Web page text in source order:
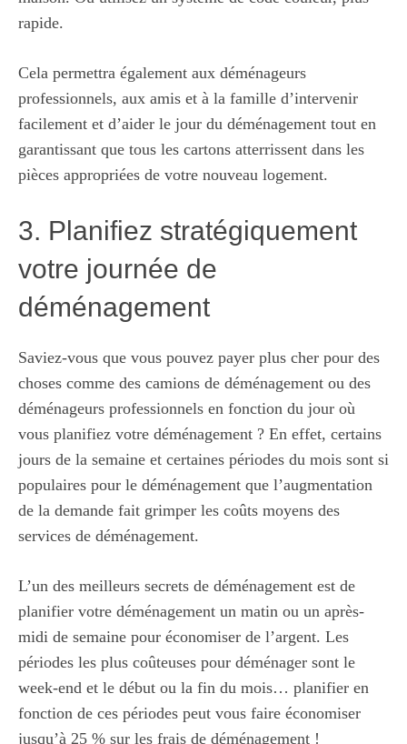
rapide.
Cela permettra également aux déménageurs
professionnels, aux amis et à la famille d’intervenir
facilement et d’aider le jour du déménagement tout en
garantissant que tous les cartons atterrissent dans les
pièces appropriées de votre nouveau logement.
3. Planifiez stratégiquement
votre journée de
déménagement
Saviez-vous que vous pouvez payer plus cher pour des
choses comme des camions de déménagement ou des
déménageurs professionnels en fonction du jour où
vous planifiez votre déménagement ? En effet, certains
jours de la semaine et certaines périodes du mois sont si
populaires pour le déménagement que l’augmentation
de la demande fait grimper les coûts moyens des
services de déménagement.
L’un des meilleurs secrets de déménagement est de
planifier votre déménagement un matin ou un après-
midi de semaine pour économiser de l’argent. Les
périodes les plus coûteuses pour déménager sont le
week-end et le début ou la fin du mois… planifier en
fonction de ces périodes peut vous faire économiser
jusqu’à 25 % sur les frais de déménagement !